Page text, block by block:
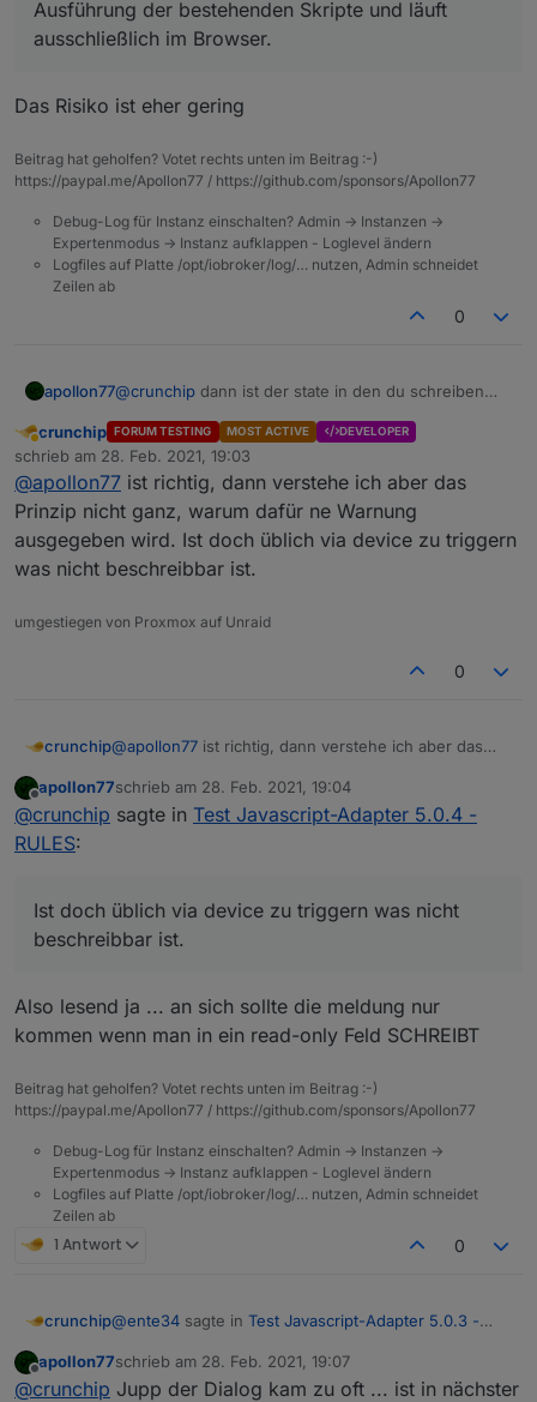
verändert?
Habe nur ein Produktivsystem. Würde mir die Rules
Bereichen keine Fehler auftreten.
Ausführung der bestehenden Skripte und läuft
ausschließlich im Browser.
Das Risiko ist eher gering
Beitrag hat geholfen? Votet rechts unten im Beitrag :-)
https://paypal.me/Apollon77 / https://github.com/sponsors/Apollon77
Debug-Log für Instanz einschalten? Admin -> Instanzen ->
Expertenmodus -> Instanz aufklappen - Loglevel ändern
Logfiles auf Platte /opt/iobroker/log/… nutzen, Admin schneidet
Zeilen ab
0
apollon77@crunchip dann ist der state in den du schreiben
ja darfst du den nicht beschreiben an sich. Daher die
Warnung. Also ggf Bug beim Adapter öffnen der den
state anbietet.
Abwesend
crunchip FORUM TESTING MOST ACTIVE DEVELOPER
schrieb am 28. Feb. 2021, 19:03
zuletzt editiert von
@apollon77 ist richtig, dann verstehe ich aber das
Prinzip nicht ganz, warum dafür ne Warnung
ausgegeben wird. Ist doch üblich via device zu triggern
was nicht beschreibbar ist.
umgestiegen von Proxmox auf Unraid
0
crunchip@apollon77 ist richtig, dann verstehe ich aber das
ausgegeben wird. Ist doch üblich via device zu
triggern was nicht beschreibbar ist.
apollon77schrieb am 28. Feb. 2021, 19:04
zuletzt editiert von
@crunchip sagte in Test Javascript-Adapter 5.0.4 -
RULES:
Ist doch üblich via device zu triggern was nicht
beschreibbar ist.
Also lesend ja ... an sich sollte die meldung nur
kommen wenn man in ein read-only Feld SCHREIBT
Beitrag hat geholfen? Votet rechts unten im Beitrag :-)
https://paypal.me/Apollon77 / https://github.com/sponsors/Apollon77
Debug-Log für Instanz einschalten? Admin -> Instanzen ->
Expertenmodus -> Instanz aufklappen - Loglevel ändern
Logfiles auf Platte /opt/iobroker/log/… nutzen, Admin schneidet
Zeilen ab
1 Antwort 0
crunchip@ente34 sagte in Test Javascript-Adapter 5.0.3 -
noch ein obj.state.value
apollon77schrieb am 28. Feb. 2021, 19:07
zuletzt editiert von
@crunchip Jupp der Dialog kam zu oft ... ist in nächster